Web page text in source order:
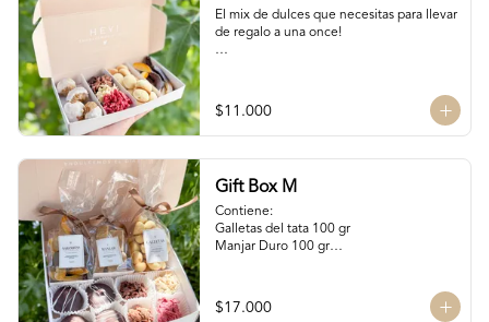
El mix de dulces que necesitas para llevar
de regalo a una once!
4 Rocas Suizas by @mun_cl: Mix de frutos
secos bañados en chocolate francés
4 Bocados de Manjar Nuez
$11.000
Gift Box M
Contiene:
Galletas del tata 100 gr
Manjar Duro 100 gr
4 Rocas Suizas
$17.000